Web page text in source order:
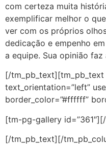
com certeza muita
exemplificar melhor o
ver com os próprios
dedicação e empenho
a equipe. Sua opinião
[/tm_pb_text][tm_pb_text
text_orientation=”left”
border_color=”#ffffff”
[tm-pg-gallery
[/tm_pb_text][/